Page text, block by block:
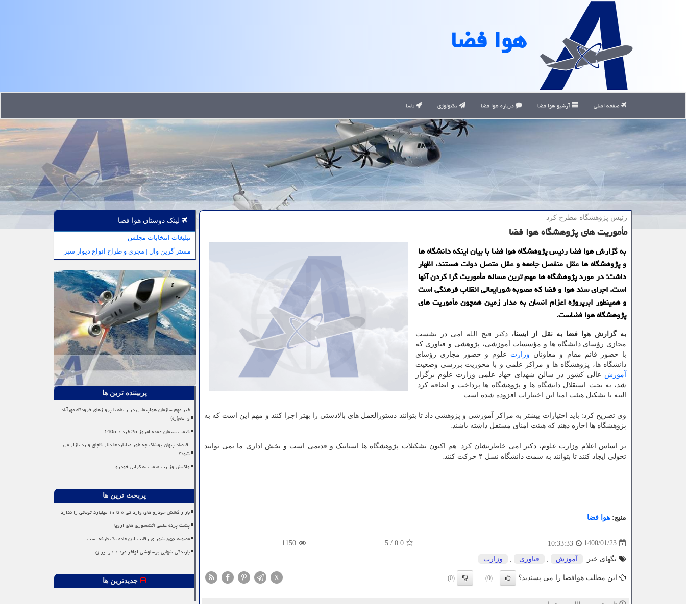
هوا فضا
صفحه اصلی آرشیو هوا فضا درباره هوا فضا تکنولوژی ناسا
رئیس پژوهشگاه مطرح كرد
مأموریت های پژوهشگاه هوا فضا
به گزارش هوا فضا رئیس پژوهشگاه هوا فضا با بیان اینکه دانشگاه ها
و پژوهشگاه ها عقل منفصل جامعه و عقل متصل دولت هستند، اظهار
داشت: در مورد پژوهشگاه ها مهم ترین مساله مأموریت گرا کردن آنها
است. اجرای سند هوا و فضا که مصوبه شورایعالی انقلاب فرهنگی است
و همینطور ابرپروژه اعزام انسان به مدار زمین همچون مأموریت های
پژوهشگاه هوا فضاست.
به گزارش هوا فضا به نقل از ایسنا،دکتر فتح الله امی در نشست
مجازی رؤسای دانشگاه ها و مؤسسات آموزشی، پژوهشی و فناوری که
با حضور قائم مقام و معاونان وزارت علوم و حضور مجازی رؤسای
دانشگاه ها، پژوهشگاه ها و مراکز علمی و با محوریت بررسی وضعیت
آموزش عالی کشور در سالن شهدای جهاد علمی وزارت علوم برگزار
شد، به بحث استقلال دانشگاه ها و پژوهشگاه ها پرداخت و اضافه کرد:
البته با تشکیل هیئت امنا این اختیارات افزوده شده است.
وی تصریح کرد: باید اختیارات بیشتر به مراکز آموزشی و پژوهشی داد تا بتوانند دستورالعمل های بالادستی را بهتر اجرا کنند و مهم این است که به
پژوهشگاه ها اجازه دهند که هیئت امنای مستقل داشته باشند.
بر اساس اعلام وزارت علوم، دکتر امی خاطرنشان کرد: هم اکنون تشکیلات پژوهشگاه ها استاتیک و قدیمی است و بخش اداری ما نمی توانند
تحولی ایجاد کنند تا بتوانند به سمت دانشگاه نسل ۴ حرکت کنند.
منبع: هوا فضا
1400/01/23
10:33:33
0.0
/
5
1150
تگهای خبر: آموزش فناوری وزارت
این مطلب هوافضا را می پسندید؟ (0)
(0)
X
لینک دوستان هوا فضا
تبلیغات انتخابات مجلس
مستر گرین وال | مجری و طراح انواع دیوار سبز
پربیننده ترین ها
خبر مهم سازمان هواپیمایی در رابطه با پروازهای فرودگاه مهرآباد
و امام(ره)
قیمت سیمان عمده امروز 25 خرداد 1405
اقتصاد پنهان پوشاک چه طور میلیاردها دلار قاچاق وارد بازار می
شود؟
واکنش وزارت صمت به گرانی خودرو
پربحث ترین ها
بازار کشش خودرو های وارداتی ۵ تا ۱۰ میلیارد تومانی را ندارد
پشت پرده علمی آتشسوزی های اروپا
مصوبه ۸۵۶ شورای رقابت این جاده یک طرفه است
بارندگی شهابی برساوشی اواخر مرداد در ایران
جدیدترین ها